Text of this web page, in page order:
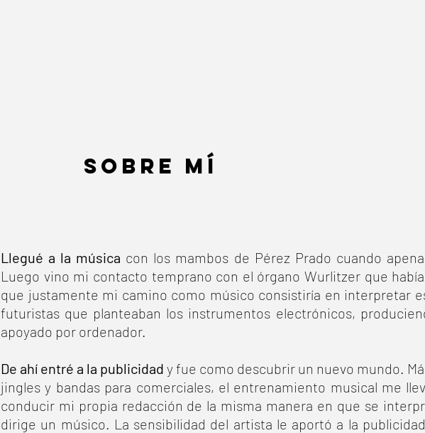
SOBRE MÍ
Llegué a la música con los mambos de Pérez Prado cuando
Luego vino mi contacto temprano con el órgano Wurlitzer que
que justamente mi camino como músico consistiría en interpretar
futuristas que planteaban los instrumentos electrónicos,
apoyado por ordenador.
De ahí entré a la publicidad y fue como descubrir un nuevo mundo.
jingles y bandas para comerciales, el entrenamiento musical me
conducir mi propia redacción de la misma manera en que se
dirige un músico. La sensibilidad del artista le aportó a la